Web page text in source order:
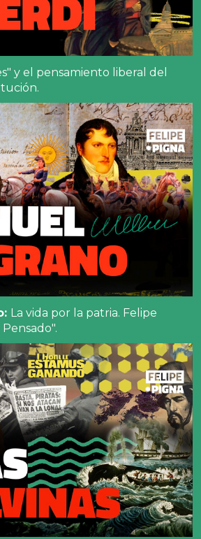
y el pensamiento liberal del
La vida por la patria. Felipe
Pensado".